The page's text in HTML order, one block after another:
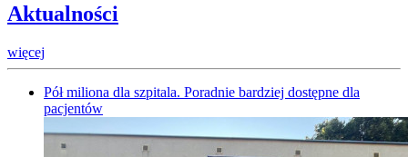
Aktualności
więcej
Pół miliona dla szpitala. Poradnie bardziej dostępne dla
pacjentów